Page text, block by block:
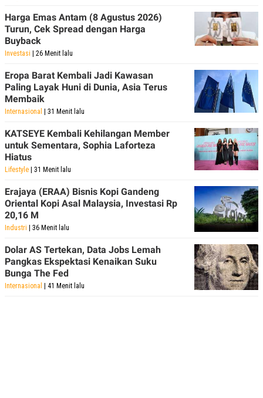
OF
USE
PEDOMAN
PEMBERITAAN
SIBER
PRIVACY
POLICY
Harga Emas Antam (8 Agustus 2026)
Turun, Cek Spread dengan Harga
Buyback
Investasi | 26 Menit lalu
Eropa Barat Kembali Jadi Kawasan
Paling Layak Huni di Dunia, Asia Terus
Membaik
Internasional | 31 Menit lalu
KATSEYE Kembali Kehilangan Member
untuk Sementara, Sophia Laforteza
Hiatus
Lifestyle | 31 Menit lalu
Erajaya (ERAA) Bisnis Kopi Gandeng
Oriental Kopi Asal Malaysia, Investasi Rp
20,16 M
Industri | 36 Menit lalu
Dolar AS Tertekan, Data Jobs Lemah
Pangkas Ekspektasi Kenaikan Suku
Bunga The Fed
Internasional | 41 Menit lalu